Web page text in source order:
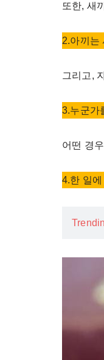
또한, 새
2.아끼는
그리고,
3.누군가
어떤 경
4.한 일